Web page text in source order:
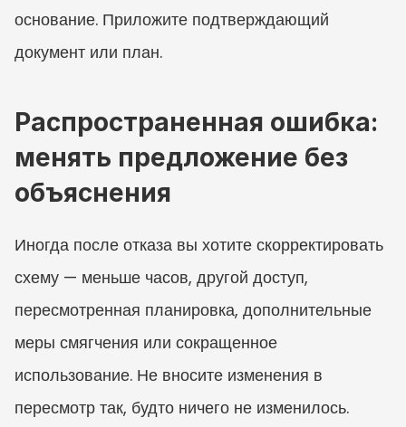
основание. Приложите подтверждающий
документ или план.
Распространенная ошибка:
менять предложение без
объяснения
Иногда после отказа вы хотите скорректировать
схему — меньше часов, другой доступ,
пересмотренная планировка, дополнительные
меры смягчения или сокращенное
использование. Не вносите изменения в
пересмотр так, будто ничего не изменилось.